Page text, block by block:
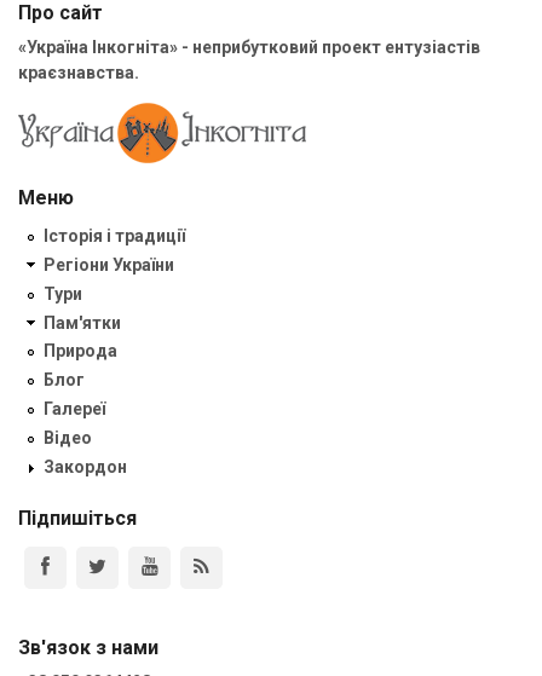
Про сайт
«Україна Інкогніта» - неприбутковий проект ентузіастів
краєзнавства.
Меню
Історія і традиції
Регіони України
Тури
Пам'ятки
Природа
Блог
Галереї
Відео
Закордон
Підпишіться
Зв'язок з нами